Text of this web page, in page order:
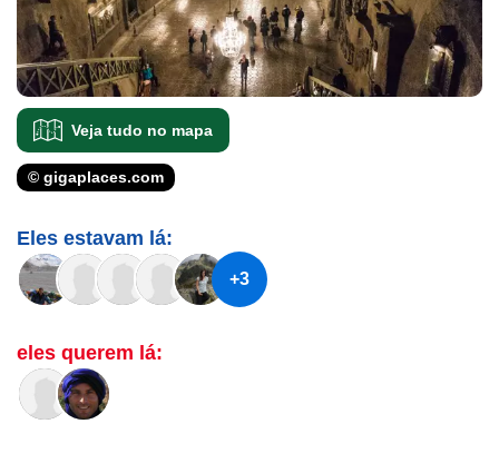
Veja tudo no mapa
© gigaplaces.com
Eles estavam lá:
+3
eles querem lá: